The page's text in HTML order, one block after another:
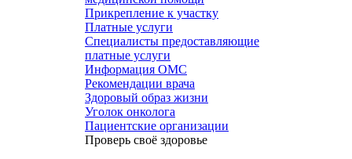
Прикрепление к участку
Платные услуги
Специалисты предоставляющие
платные услуги
Информация ОМС
Рекомендации врача
Здоровый образ жизни
Уголок онколога
Пациентские организации
Проверь своё здоровье